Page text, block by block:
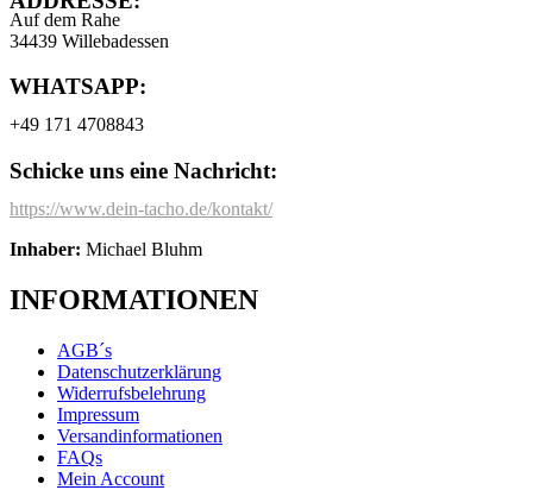
Auf dem Rahe
34439 Willebadessen
WHATSAPP:
+49 171 4708843
Schicke uns eine Nachricht:
https://www.dein-tacho.de/kontakt/
Inhaber: Michael Bluhm
INFORMATIONEN
AGB´s
Datenschutzerklärung
Widerrufsbelehrung
Impressum
Versandinformationen
FAQs
Mein Account